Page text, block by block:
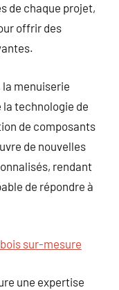
de chaque projet,
offrir des
menuiserie
technologie de
de composants
de nouvelles
rendant
de répondre à
sur-mesure
une expertise